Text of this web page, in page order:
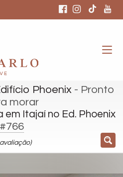
Phoenix - Pronto
morar
em Itajaí no Ed. Phoenix
#766